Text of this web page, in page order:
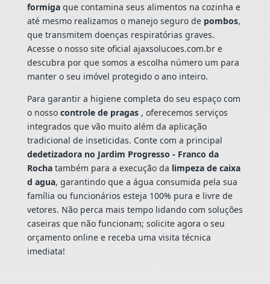
formigaque contamina seus alimentos na cozinha e
até mesmo realizamos o manejo seguro de pombos,
que transmitem doenças respiratórias graves.
Acesse o nosso site oficial ajaxsolucoes.com.br e
descubra por que somos a escolha número um para
manter o seu imóvel protegido o ano inteiro.
Para garantir a higiene completa do seu espaço com
o nosso controle de pragas , oferecemos serviços
integrados que vão muito além da aplicação
tradicional de inseticidas. Conte com a principal
dedetizadora no Jardim Progresso - Franco da
Rochatambém para a execução da limpeza de caixa
d agua, garantindo que a água consumida pela sua
família ou funcionários esteja 100% pura e livre de
vetores. Não perca mais tempo lidando com soluções
caseiras que não funcionam; solicite agora o seu
orçamento online e receba uma visita técnica
imediata!